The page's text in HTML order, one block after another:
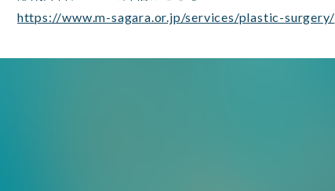
https://www.m-sagara.or.jp/services/plastic-surgery/